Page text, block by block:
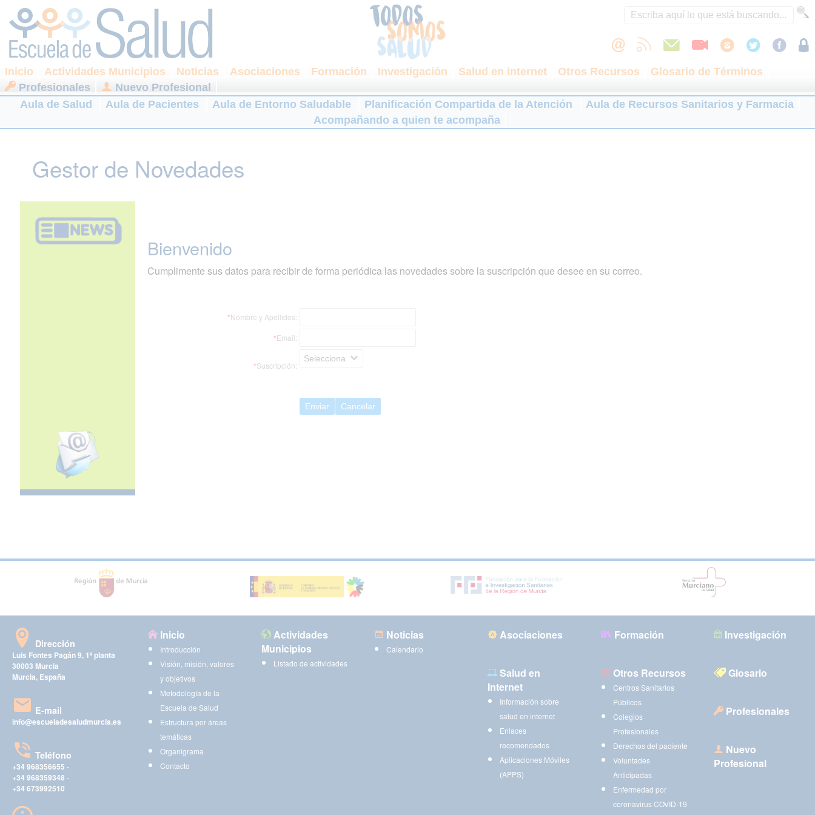
Inicio Actividades Municipios Noticias Asociaciones Formación Investigación Salud en internet Otros Recursos
Glosario de Términos
Profesionales
Nuevo Profesional
Aula de Salud
Aula de Pacientes Aula de Entorno Saludable Planificación Compartida de la Atención
Aula de Recursos Sanitarios y Farmacia
Acompañando a quien te acompaña
Gestor de Novedades
Bienvenido
Cumplimente sus datos para recibir de forma periódica las novedades sobre la suscripción que desee en su correo.
*Nombre y Apellidos:
*Email:
*Suscripción:
Selecciona
Enviar Cancelar
Dirección
Luis Fontes Pagán 9, 1ª planta
30003 Murcia
Murcia, España
E-mail
info@escueladesaludmurcia.es
Teléfono
+34 968356655 -
+34 968359348 -
+34 673992510
Inicio
Introducción
Visión, misión, valores
y objetivos
Metodología de la
Escuela de Salud
Estructura por áreas
temáticas
Organigrama
Contacto
Actividades
Municipios
Listado de actividades
Noticias
Calendario
Asociaciones Formación Investigación
Salud en
Internet
Información sobre
salud en internet
Enlaces
recomendados
Aplicaciones Móviles
(APPS)
Otros Recursos
Centros Sanitarios
Públicos
Colegios
Profesionales
Derechos del paciente
Voluntades
Anticipadas
Enfermedad por
coronavirus COVID-19
Glosario
Profesionales
Nuevo
Profesional